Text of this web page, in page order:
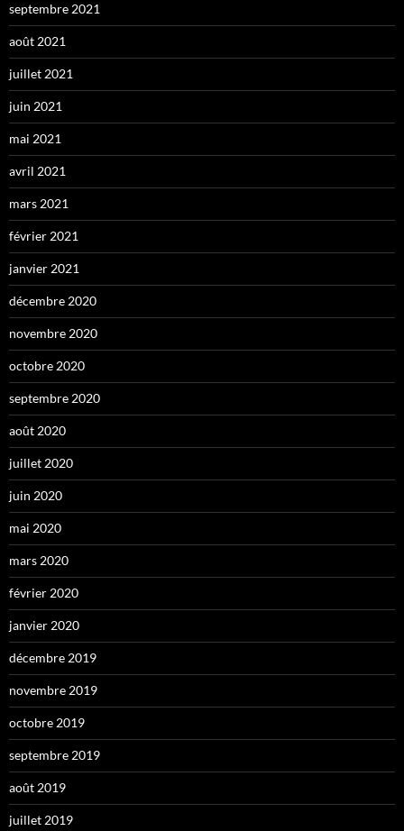
septembre 2021
août 2021
juillet 2021
juin 2021
mai 2021
avril 2021
mars 2021
février 2021
janvier 2021
décembre 2020
novembre 2020
octobre 2020
septembre 2020
août 2020
juillet 2020
juin 2020
mai 2020
mars 2020
février 2020
janvier 2020
décembre 2019
novembre 2019
octobre 2019
septembre 2019
août 2019
juillet 2019